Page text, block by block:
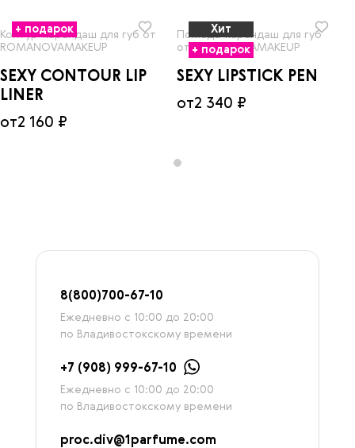
+ подарок
Контур-карандаш для губ от
ROMANOVAMAKEUP
SEXY CONTOUR LIP
LINER
от2 160 ₽
Хит
+ подарок
Помада-карандаш для губ
от ROMANOVAMAKEUP
SEXY LIPSTICK PEN
от2 340 ₽
8(800)700-67-10
Ежедневно с 10:00 до 20:00
по Владивостокскому времени
+7 (908) 999-67-10
Ежедневно с 10:00 до 20:00
по Владивостокскому времени
proc.div@1parfume.com